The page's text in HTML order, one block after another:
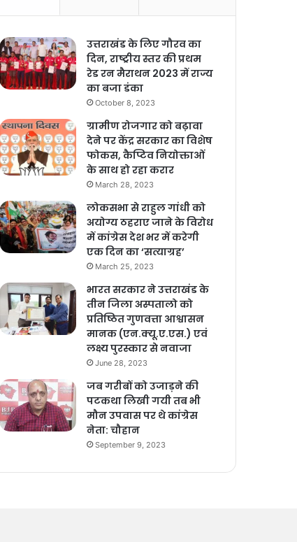
उत्तराखंड के लिए गौरव का
दिन, राष्ट्रीय स्तर की प्रथम
रेड रन मैराथन 2023 में राज्य
का बजा डंका
October 8, 2023
ग्रामीण रोजगार को बढ़ावा
देने पर केंद्र सरकार का विशेष
फोकस, कैप्टिव नियोक्ताओं
के साथ हो रहा करार
March 28, 2023
लोकसभा से राहुल गांधी को
अयोग्य ठहराए जाने के विरोध
में कांग्रेस देश भर में करेगी
एक दिन का ‘सत्याग्रह’
March 25, 2023
भारत सरकार ने उत्तराखंड के
तीन जिला अस्पतालो को
प्रतिष्ठित गुणवत्ता आश्वासन
मानक (एन.क्यू.ए.एस.) एवं
लक्ष्य पुरस्कार से नवाजा
June 28, 2023
जब गरीबों को उजाड़ने की
पटकथा लिखी गयी तब भी
मौन उपवास पर थे कांग्रेस
नेता: चौहान
September 9, 2023